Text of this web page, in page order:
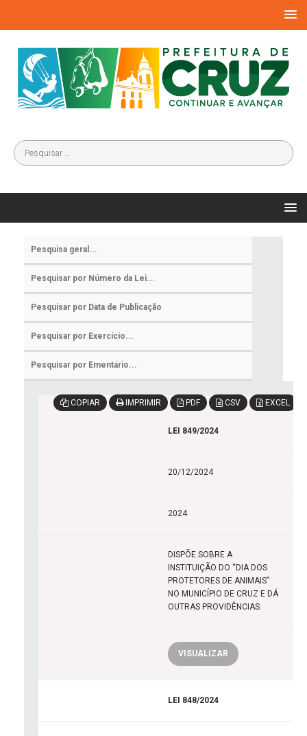
COPIAR IMPRIMIR PDF CSV EXCEL
LEI 849/2024
20/12/2024
2024
DISPÕE SOBRE A
INSTITUIÇÃO DO “DIA DOS
PROTETORES DE ANIMAIS”
NO MUNICÍPIO DE CRUZ E DÁ
OUTRAS PROVIDÊNCIAS.
VISUALIZAR
LEI 848/2024